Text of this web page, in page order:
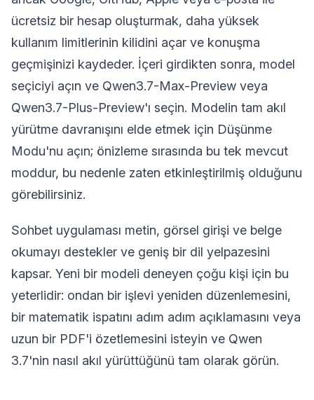
ücretsiz bir hesap oluşturmak, daha yüksek
kullanım limitlerinin kilidini açar ve konuşma
geçmişinizi kaydeder. İçeri girdikten sonra, model
seçiciyi açın ve Qwen3.7-Max-Preview veya
Qwen3.7-Plus-Preview'ı seçin. Modelin tam akıl
yürütme davranışını elde etmek için Düşünme
Modu'nu açın; önizleme sırasında bu tek mevcut
moddur, bu nedenle zaten etkinleştirilmiş olduğunu
görebilirsiniz.
Sohbet uygulaması metin, görsel girişi ve belge
okumayı destekler ve geniş bir dil yelpazesini
kapsar. Yeni bir modeli deneyen çoğu kişi için bu
yeterlidir: ondan bir işlevi yeniden düzenlemesini,
bir matematik ispatını adım adım açıklamasını veya
uzun bir PDF'i özetlemesini isteyin ve Qwen
3.7'nin nasıl akıl yürüttüğünü tam olarak görün.